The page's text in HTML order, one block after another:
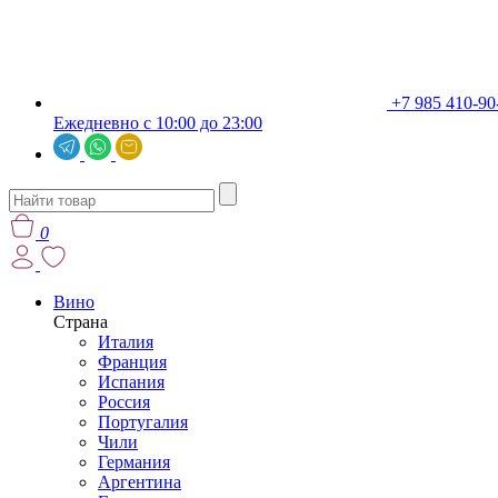
+7 985 410-
Ежедневно с 10:00 до 23:00
0
Вино
Страна
Италия
Франция
Испания
Россия
Португалия
Чили
Германия
Аргентина